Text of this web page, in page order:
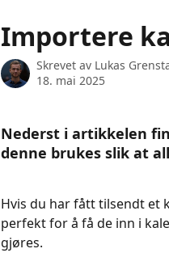
Importere
Skrevet av Lukas
18. mai 2025
Nederst i artikkelen
denne brukes slik at
Hvis du har fått tilsendt et
perfekt for å få de inn i
gjøres.